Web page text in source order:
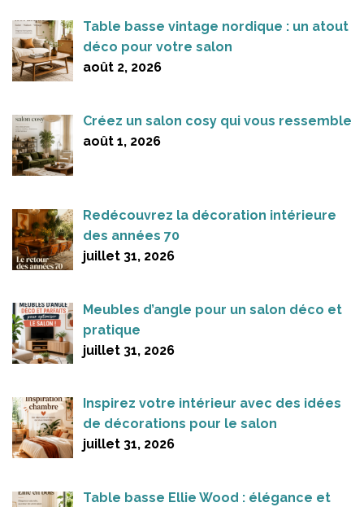
Table basse vintage nordique : un atout
déco pour votre salon
août 2, 2026
Créez un salon cosy qui vous ressemble
août 1, 2026
Redécouvrez la décoration intérieure
des années 70
juillet 31, 2026
Meubles d’angle pour un salon déco et
pratique
juillet 31, 2026
Inspirez votre intérieur avec des idées
de décorations pour le salon
juillet 31, 2026
Table basse Ellie Wood : élégance et